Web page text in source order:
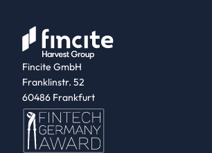
Fincite GmbH
Franklinstr. 52
60486 Frankfurt